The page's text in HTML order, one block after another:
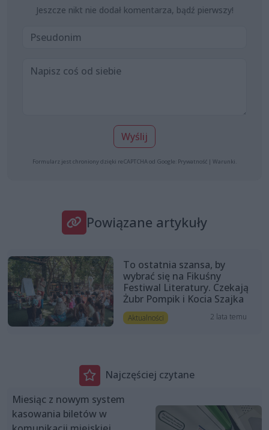
Jeszcze nikt nie dodał komentarza, bądź pierwszy!
Wyślij
Formularz jest chroniony dzięki reCAPTCHA od Google: Prywatność | Warunki
Powiązane artykuły
To ostatnia szansa, by
wybrać się na Fikuśny
Festiwal Literatury. Czekają
Żubr Pompik i Kocia Szajka
Aktualności 2 lata temu
Najczęściej czytane
Miesiąc z nowym system
kasowania biletów w